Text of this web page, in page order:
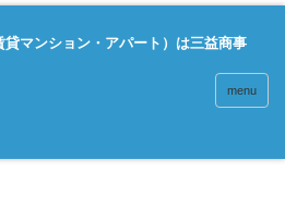
マンション・アパート）は三益商事
menu